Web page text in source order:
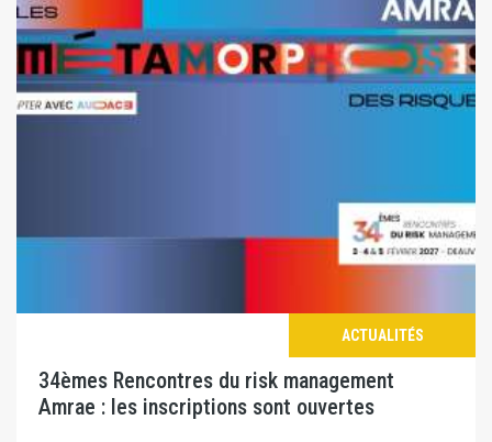
ACTUALITÉS
34èmes Rencontres du risk management
Amrae : les inscriptions sont ouvertes